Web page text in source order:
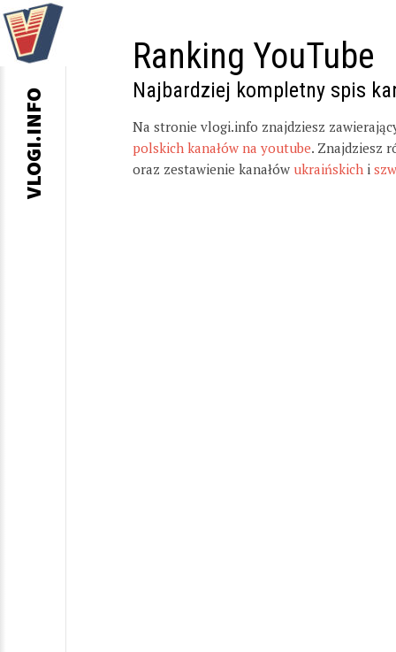
Ranking YouTube
Najbardziej kompletny spis
Na stronie vlogi.info znajdziesz
polskich kanałów na youtube. Znajdziesz
oraz zestawienie kanałów ukraińskich i
VLOGI.INFO